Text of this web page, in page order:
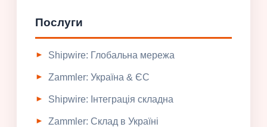
Послуги
Shipwire: Глобальна мережа
Zammler: Україна & ЄС
Shipwire: Інтеграція складна
Zammler: Склад в Україні